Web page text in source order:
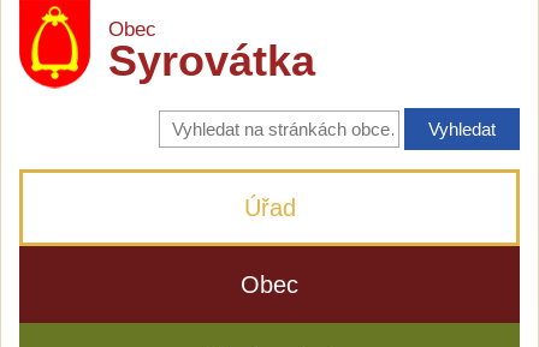
Obec
Syrovátka
Vyhledávání
na
stránkách
Úřad
Obec